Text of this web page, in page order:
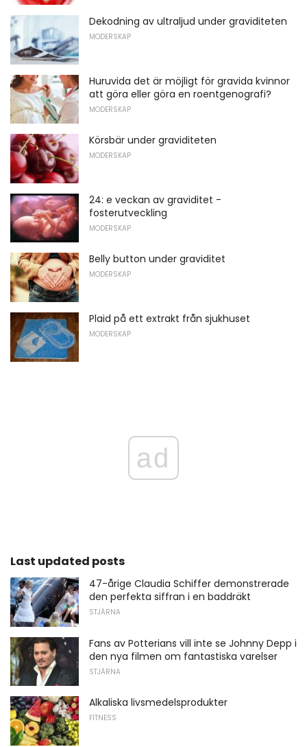
Dekodning av ultraljud under graviditeten
MODERSKAP
Huruvida det är möjligt för gravida kvinnor
att göra eller göra en roentgenografi?
MODERSKAP
Körsbär under graviditeten
MODERSKAP
24: e veckan av graviditet -
fosterutveckling
MODERSKAP
Belly button under graviditet
MODERSKAP
Plaid på ett extrakt från sjukhuset
MODERSKAP
ad
Last updated posts
47-årige Claudia Schiffer demonstrerade
den perfekta siffran i en baddräkt
STJÄRNA
Fans av Potterians vill inte se Johnny Depp i
den nya filmen om fantastiska varelser
STJÄRNA
Alkaliska livsmedelsprodukter
FITNESS